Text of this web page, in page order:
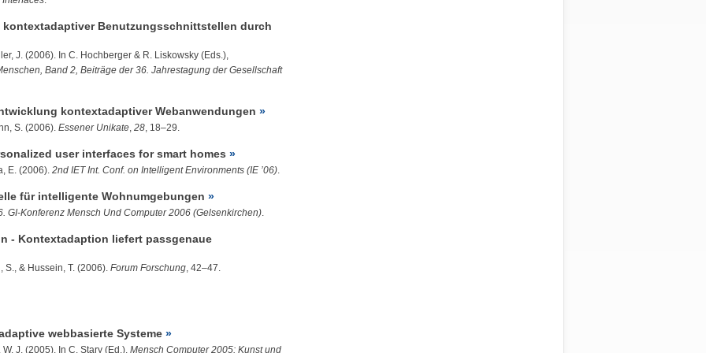
kontextadaptiver Benutzungsschnittstellen durch
J. (2006). In C. Hochberger & R. Liskowsky (Eds.),
Band 2, Beiträge der 36. Jahrestagung der Gesellschaft
kontextadaptiver Webanwendungen
S. (2006). Essener Unikate, 28, 18–29.
user interfaces for smart homes
E. (2006). 2nd IET Int. Conf. on Intelligent Environments (IE ’06).
für intelligente Wohnumgebungen
GI-Konferenz Mensch Und Computer 2006 (Gelsenkirchen).
- Kontextadaption liefert passgenaue
S., & Hussein, T. (2006). Forum Forschung, 42–47.
webbasierte Systeme
W. J. (2005). In C. Stary (Ed.), Mensch Computer 2005: Kunst und